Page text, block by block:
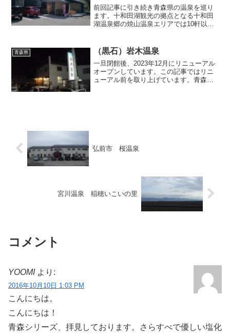
前回記事に引き続き青森県の温泉を巡り
ます。十和田湖観光の拠点となる十和田
湖温泉郷の焼山温泉エリアでは10軒以上
さんに提供しています。拙ブログでもこ
れまで当エリアの温泉宿...
青森県 （黒石）岩木温泉
一旦閉館後、2023年12月にリニューアル
オープンしています。この記事ではリニ
ューアル前を取り上げています。青森県
弘前市 桜温泉
宮川温泉 稲穂いこいの里
コメント
YOOMI より:
2016年10月10日 1:03 PM
こんにちは。
こんにちは！
青森シリーズ、拝見しております。さらすべで優しい塩化